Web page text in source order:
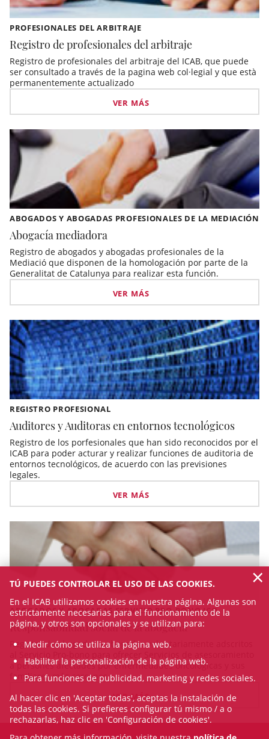
PROFESIONALES DEL ARBITRAJE
Registro de profesionales del arbitraje
Registro de profesionales del arbitraje del ICAB, que puede
ser consultado a través de la pagina web col·legial y que està
permanentemente actualizado
VER MÁS
ABOGADOS Y ABOGADAS PROFESIONALES DE LA MEDIACIÓN
Abogacía mediadora
Registro de abogados y abogadas profesionales de la
Mediació que disponen de la homologación por parte de la
Generalitat de Catalunya para realizar esta función.
VER MÁS
REGISTRO PROFESIONAL
Auditores y Auditoras en entornos tecnológicos
Registro de los porfesionales que han sido reconocidos por el
ICAB para poder acturar y realizar funciones de auditoria de
entornos tecnológicos, de acuerdo con las previsiones
legales.
VER MÁS
ABOGADOS Y ABOGADAS SERVICIO PRO-BONO ICO
Responsabilidad social de la abogacía
Registro de abogados y abogadas voluntariamente adscritos
a persones afectades por enfermedades oncológicas y sus
familiares más cercanos. ...
VER MÁS
TÚ PUEDES CONTROLAR EL USO DE LAS COOKIES.
En el ICAB utilizamos cookies en nuestra página. Algunas son
estrictamente necesarias para el funcionamiento de la
página, y otros son opcionales y se utilizan para:
Medir cómo se utiliza la página web.
Habilitar la personalización de la página web.
Para funciones de publicidad, marketing y redes sociales.
Al hacer clic en 'Aceptar todas', aceptas la instalación de
todas las cookies. Si prefieres configurar tú mismo / a o
rechazarlas, haz clic en 'Configuración de cookies'.
×